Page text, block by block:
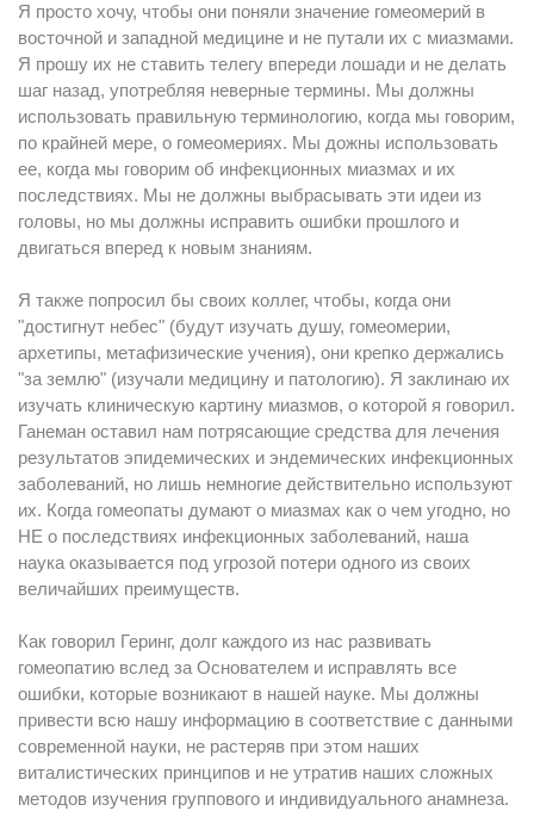
Я просто хочу, чтобы они поняли значение гомеомерий в
восточной и западной медицине и не путали их с миазмами.
Я прошу их не ставить телегу впереди лошади и не делать
шаг назад, употребляя неверные термины. Мы должны
использовать правильную терминологию, когда мы говорим,
по крайней мере, о гомеомериях. Мы дожны использовать
ее, когда мы говорим об инфекционных миазмах и их
последствиях. Мы не должны выбрасывать эти идеи из
головы, но мы должны исправить ошибки прошлого и
двигаться вперед к новым знаниям.
Я также попросил бы своих коллег, чтобы, когда они
"достигнут небес" (будут изучать душу, гомеомерии,
архетипы, метафизические учения), они крепко держались
"за землю" (изучали медицину и патологию). Я заклинаю их
изучать клиническую картину миазмов, о которой я говорил.
Ганеман оставил нам потрясающие средства для лечения
результатов эпидемических и эндемических инфекционных
заболеваний, но лишь немногие действительно используют
их. Когда гомеопаты думают о миазмах как о чем угодно, но
НЕ о последствиях инфекционных заболеваний, наша
наука оказывается под угрозой потери одного из своих
величайших преимуществ.
Как говорил Геринг, долг каждого из нас развивать
гомеопатию вслед за Основателем и исправлять все
ошибки, которые возникают в нашей науке. Мы должны
привести всю нашу информацию в соответствие с данными
современной науки, не растеряв при этом наших
виталистических принципов и не утратив наших сложных
методов изучения группового и индивидуального анамнеза.